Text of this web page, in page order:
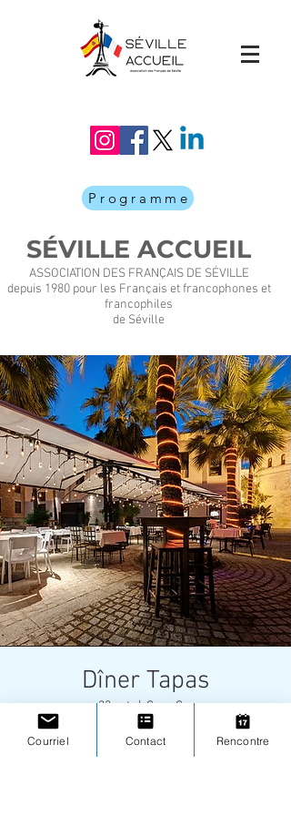
Programme
SÉVILLE ACCUEIL
ASSOCIATION DES FRANÇAIS DE SÉVILLE
depuis 1980 pour les Français et francophones et
francophiles
de Séville
Dîner Tapas
ven. 23 oct.
  |
Casa Carmen
Heure et lieu
Courriel Contact Rencontre